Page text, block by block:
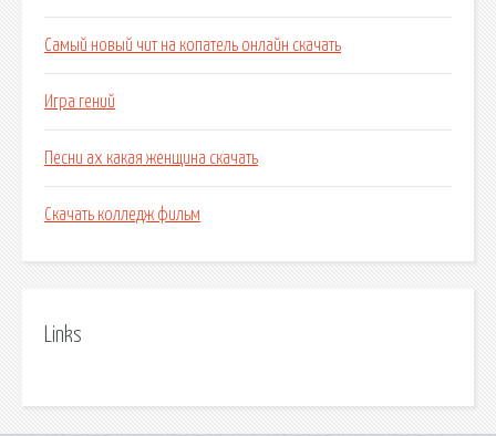
Самый новый чит на копатель онлайн скачать
Игра гений
Песни ах какая женщина скачать
Скачать колледж фильм
Links